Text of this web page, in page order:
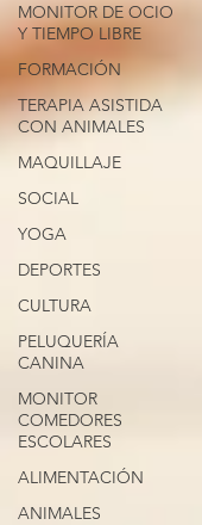
MONITOR DE OCIO
Y TIEMPO LIBRE
FORMACIÓN
TERAPIA ASISTIDA
CON ANIMALES
MAQUILLAJE
SOCIAL
YOGA
DEPORTES
CULTURA
PELUQUERÍA
CANINA
MONITOR
COMEDORES
ESCOLARES
ALIMENTACIÓN
ANIMALES